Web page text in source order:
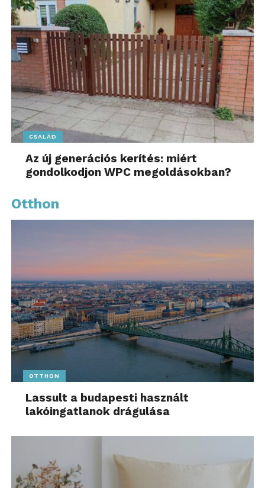
CSALÁD
Az új generációs kerítés: miért
gondolkodjon WPC megoldásokban?
Otthon
OTTHON
Lassult a budapesti használt
lakóingatlanok drágulása